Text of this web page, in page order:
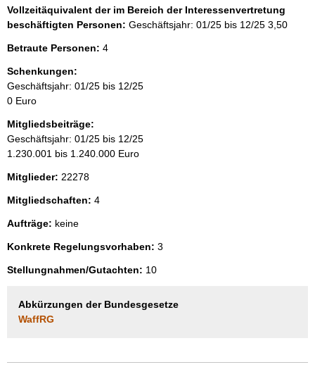
Vollzeitäquivalent der im Bereich der Interessenvertretung
beschäftigten Personen: Geschäftsjahr: 01/25 bis 12/25 3,50
Betraute Personen: 4
Schenkungen:
Geschäftsjahr: 01/25 bis 12/25
0 Euro
Mitgliedsbeiträge:
Geschäftsjahr: 01/25 bis 12/25
1.230.001 bis 1.240.000 Euro
Mitglieder: 22278
Mitgliedschaften: 4
Aufträge: keine
Konkrete Regelungsvorhaben: 3
Stellungnahmen/Gutachten: 10
Abkürzungen der Bundesgesetze
WaffRG